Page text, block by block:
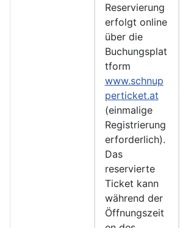
Reservierung
erfolgt online
über die
Buchungsplat
tform
www.schnup
perticket.at
(einmalige
Registrierung
erforderlich).
Das
reservierte
Ticket kann
während der
Öffnungszeit